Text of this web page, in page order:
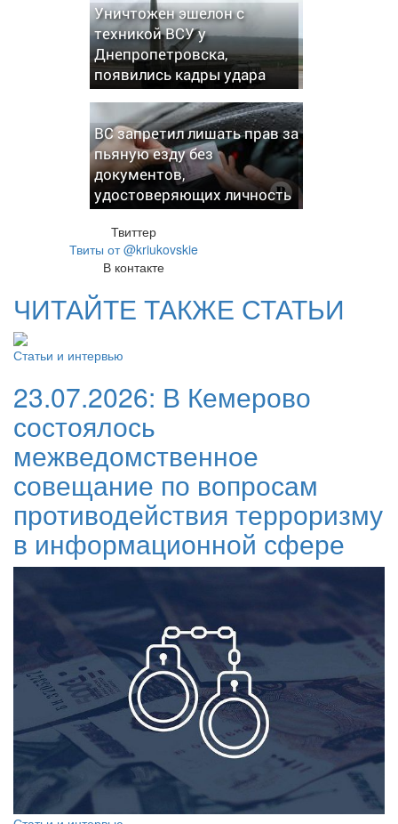
Уничтожен эшелон с
техникой ВСУ у
Днепропетровска,
появились кадры удара
ВС запретил лишать прав за
пьяную езду без
документов,
удостоверяющих личность
Твиттер
Твиты от @kriukovskie
В контакте
ЧИТАЙТЕ ТАКЖЕ СТАТЬИ
Статьи и интервью
23.07.2026: В Кемерово
состоялось
межведомственное
совещание по вопросам
противодействия терроризму
в информационной сфере